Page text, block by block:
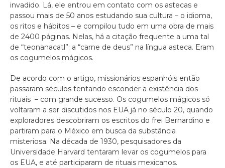
invadido. Lá, ele entrou em contato com os astecas e
passou mais de 50 anos estudando sua cultura – o idioma,
os ritos e hábitos – e compilou tudo em uma obra de mais
de 2400 páginas. Nelas, há a citação frequente a uma tal
de “​​teonanacatl”: a “carne de deus” na língua asteca. Eram
os cogumelos mágicos.
De acordo com o artigo, missionários espanhóis então
passaram séculos tentando esconder a existência dos
rituais – com grande sucesso. Os cogumelos mágicos só
voltaram a ser discutidos nos EUA já no século 20, quando
exploradores descobriram os escritos do frei Bernardino e
partiram para o México em busca da substância
misteriosa. Na década de 1930, pesquisadores da
Universidade Harvard tentaram levar os cogumelos para
os EUA, e até participaram de rituais mexicanos.